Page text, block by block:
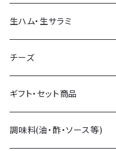
生ハム・生サラミ
生ハム
生サラミ
イタリア産
チーズ
量り売りチーズ
パック販売チーズ
ギフト・セット商品
調味料(油・酢・ソース等)